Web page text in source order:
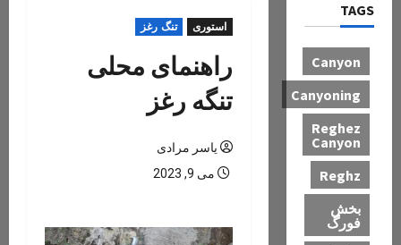
استوری تنگ رغز
راهنمای محلی
تنگه رغز
یاسر مرادی
می 9, 2023
TAGS
Canyon
Canyoning
Reghez
Canyon
Reghz
بخش
فورگ